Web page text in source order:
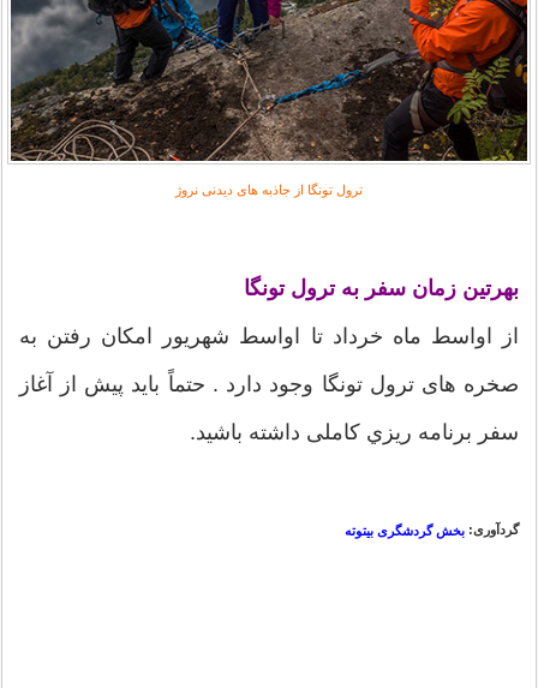
ترول تونگا از جاذبه های دیدنی نروژ
بهرتین زمان سفر به ترول تونگا
از اواسط ماه خرداد تا اواسط شهریور امکان رفتن به
صخره های ترول تونگا وجود دارد . حتماً باید پیش از آغاز
سفر برنامه ريزي کاملی داشته باشید.
گردآوری: بخش گردشگری بیتوته